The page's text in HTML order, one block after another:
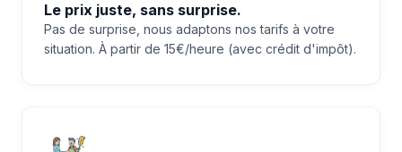
Le prix juste, sans surprise.
Pas de surprise, nous adaptons nos tarifs à votre
situation. À partir de 15€/heure (avec crédit d'impôt).